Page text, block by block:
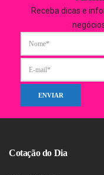
Receba dicas e
Cotação do Dia